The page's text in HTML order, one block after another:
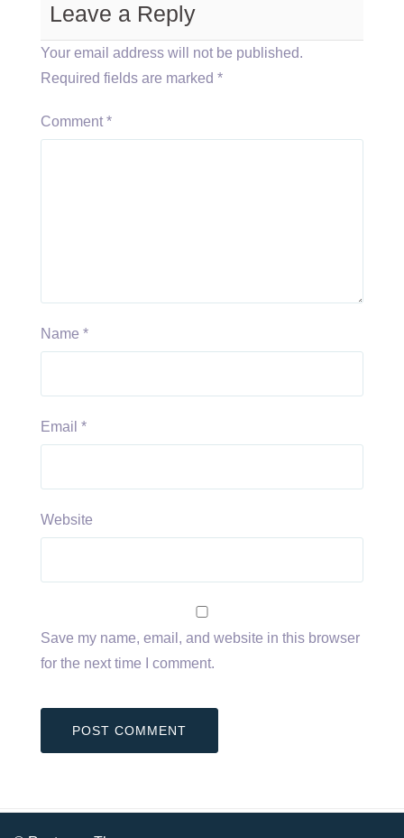
Leave a Reply
Your email address will not be published.
Required fields are marked *
Comment *
Name *
Email *
Website
Save my name, email, and website in this browser
for the next time I comment.